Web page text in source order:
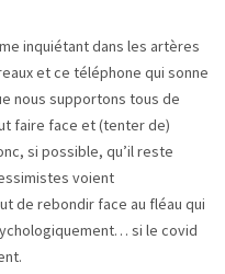
inquiétant dans les artères
et ce téléphone qui sonne
nous supportons tous de
faire face et (tenter de)
si possible, qu’il reste
voient
de rebondir face au fléau qui
si le covid